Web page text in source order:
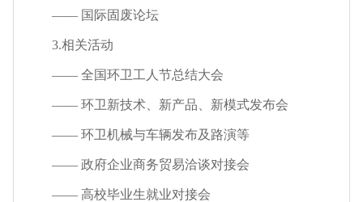
—— 国际固废论坛
3.相关活动
—— 全国环卫工人节总结大会
—— 环卫新技术、新产品、新模式发布会
—— 环卫机械与车辆发布及路演等
—— 政府企业商务贸易洽谈对接会
—— 高校毕业生就业对接会